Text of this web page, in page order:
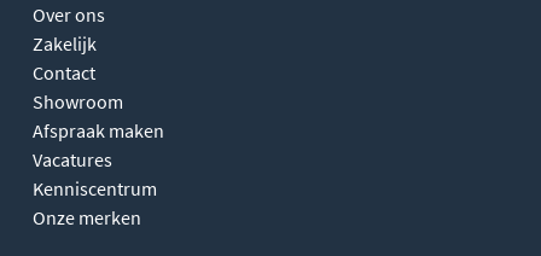
Over ons
Zakelijk
Contact
Showroom
Afspraak maken
Vacatures
Kenniscentrum
Onze merken